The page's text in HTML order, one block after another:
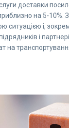
доставки
на 5-10%.
ситуацією і,
і
на